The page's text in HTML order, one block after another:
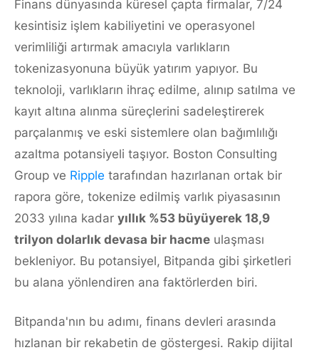
Finans dünyasında küresel çapta firmalar, 7/24
kesintisiz işlem kabiliyetini ve operasyonel
verimliliği artırmak amacıyla varlıkların
tokenizasyonuna büyük yatırım yapıyor. Bu
teknoloji, varlıkların ihraç edilme, alınıp satılma ve
kayıt altına alınma süreçlerini sadeleştirerek
parçalanmış ve eski sistemlere olan bağımlılığı
azaltma potansiyeli taşıyor. Boston Consulting
Group ve Ripple tarafından hazırlanan ortak bir
rapora göre, tokenize edilmiş varlık piyasasının
2033 yılına kadar yıllık %53 büyüyerek 18,9
trilyon dolarlık devasa bir hacme ulaşması
bekleniyor. Bu potansiyel, Bitpanda gibi şirketleri
bu alana yönlendiren ana faktörlerden biri.
Bitpanda'nın bu adımı, finans devleri arasında
hızlanan bir rekabetin de göstergesi. Rakip dijital